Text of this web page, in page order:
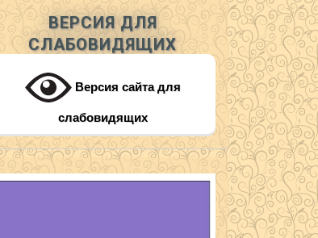
ВЕРСИЯ ДЛЯ
СЛАБОВИДЯЩИХ
Версия сайта для
слабовидящих